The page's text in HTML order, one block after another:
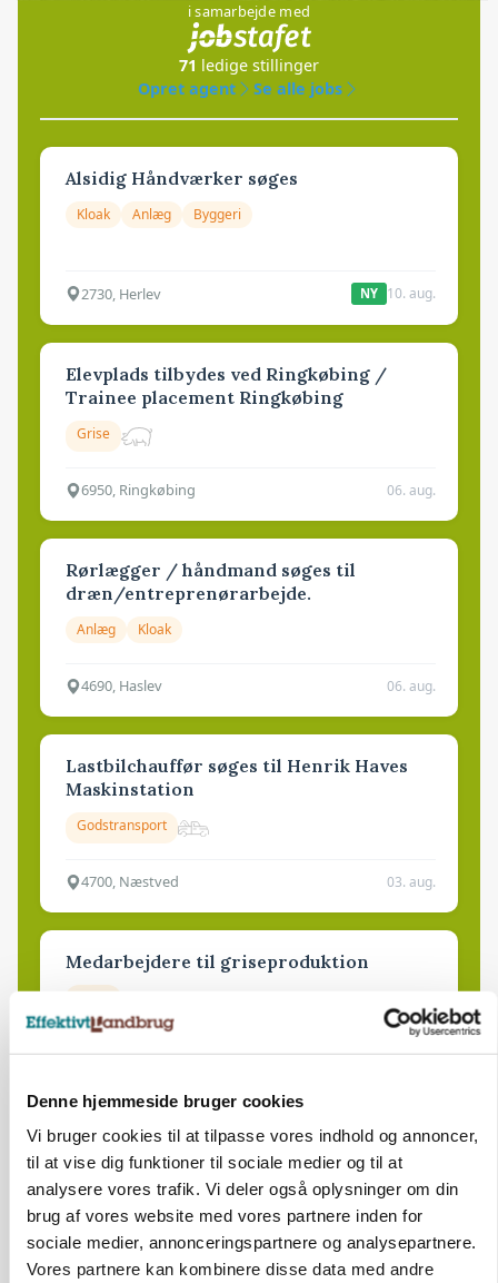
Denne hjemmeside bruger cookies
Vi bruger cookies til at tilpasse vores indhold og annoncer,
til at vise dig funktioner til sociale medier og til at
analysere vores trafik. Vi deler også oplysninger om din
brug af vores website med vores partnere inden for
sociale medier, annonceringspartnere og analysepartnere.
Vores partnere kan kombinere disse data med andre
i samarbejde med
71 ledige stillinger
Opret agent
Se alle jobs
Alsidig Håndværker søges
Kloak Anlæg Byggeri
2730, Herlev NY 10. aug.
Elevplads tilbydes ved Ringkøbing /
Trainee placement Ringkøbing
Grise
6950, Ringkøbing 06. aug.
Rørlægger / håndmand søges til
dræn/entreprenørarbejde.
Anlæg Kloak
4690, Haslev 06. aug.
Lastbilchauffør søges til Henrik Haves
Maskinstation
Godstransport
4700, Næstved 03. aug.
Medarbejdere til griseproduktion
Grise
Kalvepasser til ejendom i udvikling søges
Kalve
6392, Bolderslev 03. aug.